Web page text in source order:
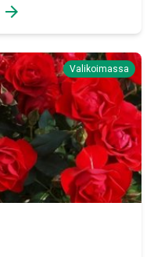
arrow_forward
Valikoimassa